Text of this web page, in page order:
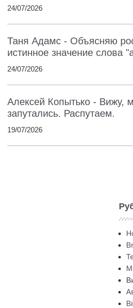
24/07/2026
Таня Адамс - Объясняю
истинное значение слова
24/07/2026
Алексей Копытько - Вижу,
запутались. Распутаем.
19/07/2026